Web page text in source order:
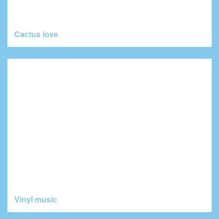
Cactus love
Vinyl music